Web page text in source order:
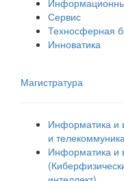
Сервис
Техносферная
Инноватика
Магистратура
Информатика и
и
Информатика и